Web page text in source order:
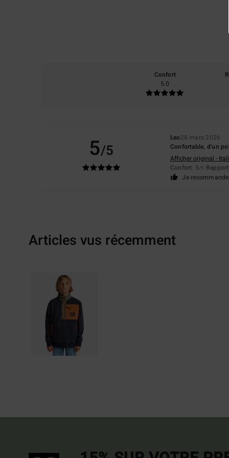
Confort
5.0
5/5
Leo28 mars 2026
Confortable, d'un
Afficher original -
Confort: 5/5
Je
Articles vus récemment